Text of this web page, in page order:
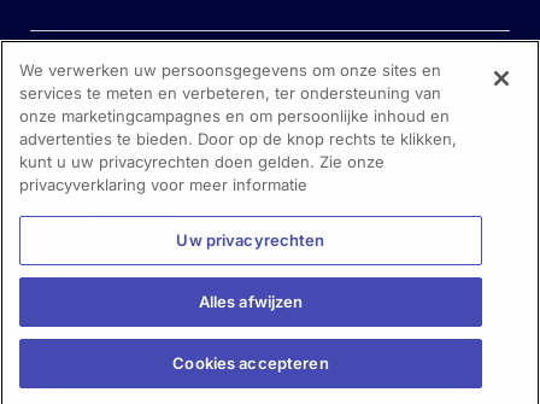
Heeft u hulp nodig?
Neem contact met ons op
We verwerken uw persoonsgegevens om onze sites en
services te meten en verbeteren, ter ondersteuning van
onze marketingcampagnes en om persoonlijke inhoud en
advertenties te bieden. Door op de knop rechts te klikken,
kunt u uw privacyrechten doen gelden. Zie onze
privacyverklaring voor meer informatie
Uw privacyrechten
Alles afwijzen
Cookies accepteren